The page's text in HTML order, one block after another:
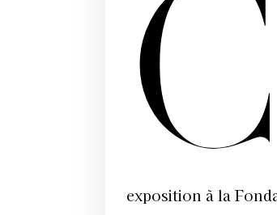
exposition à la